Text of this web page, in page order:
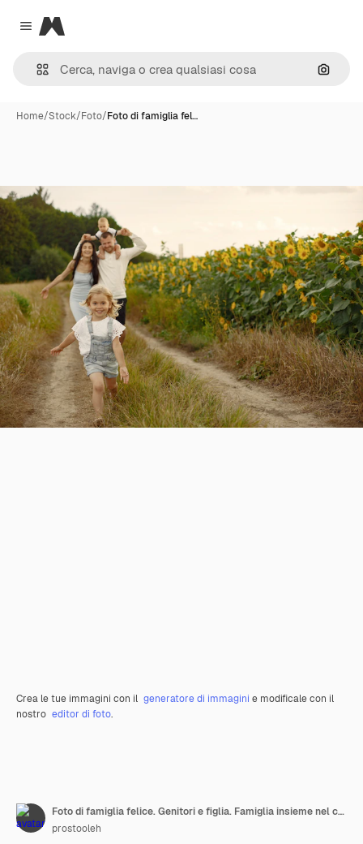
Close menu
Magnific
Cerca
Home/Stock/Foto/Foto di famiglia fel…
Crea le tue immagini con il generatore di immagini e modificale con il
nostro editor di foto.
Foto di famiglia felice. Genitori e figlia. Famiglia insieme nel campo di girasoli. Uomo in camicia bianca.
prostooleh